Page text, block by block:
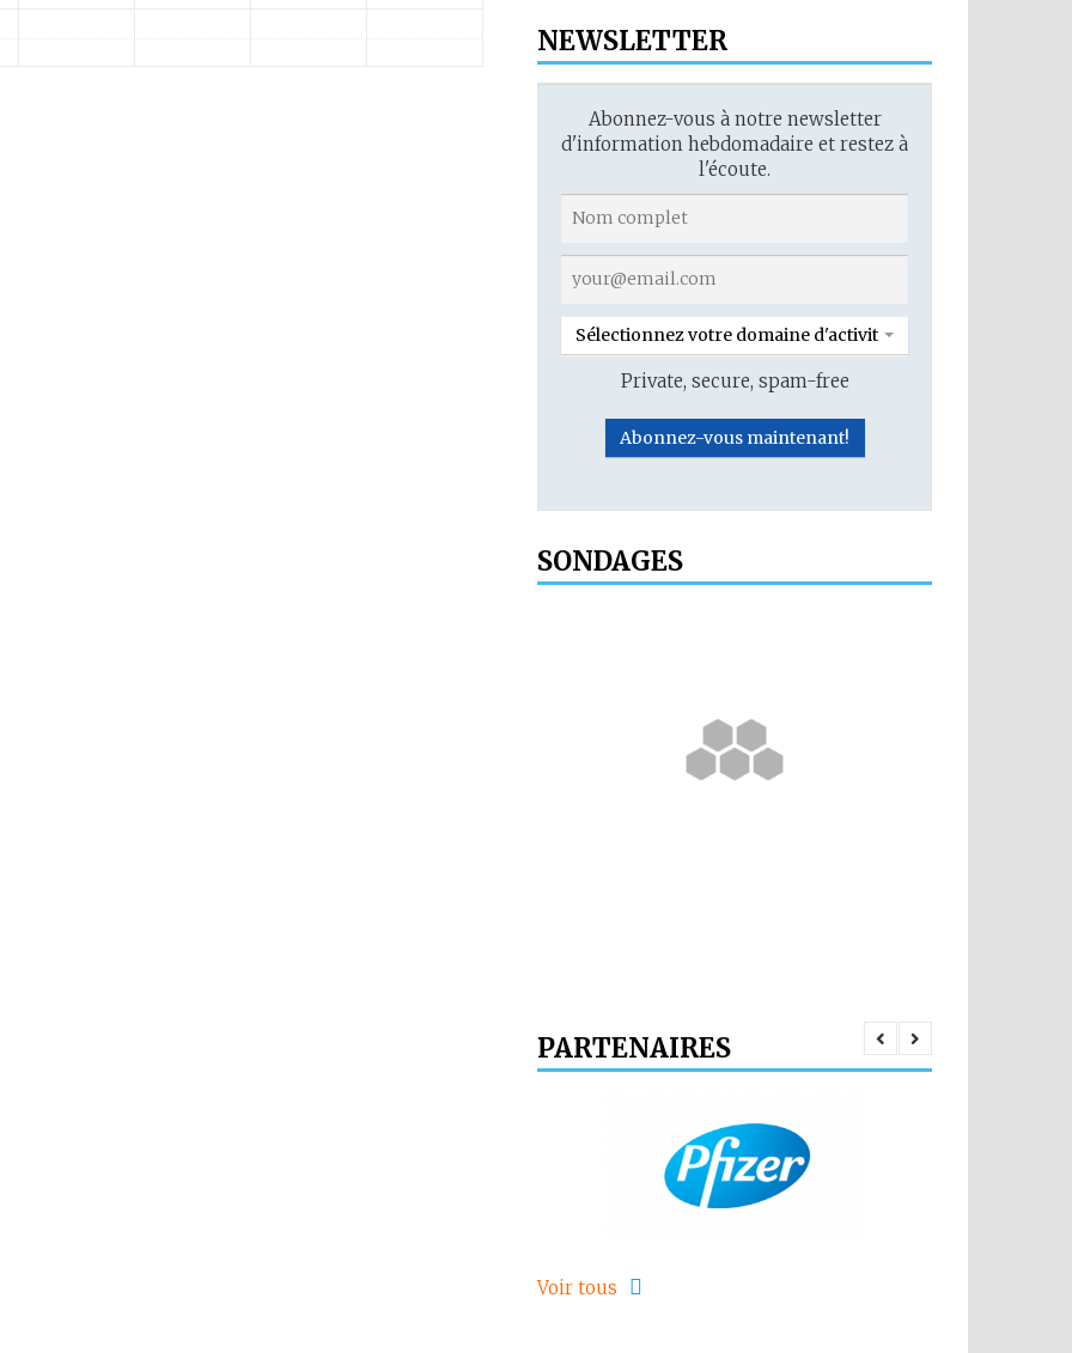
NEWSLETTER
Abonnez-vous à notre newsletter
d'information hebdomadaire et restez à
l'écoute.
Sélectionnez votre domaine d'activité
Private, secure, spam-free
SONDAGES
PARTENAIRES
Voir tous